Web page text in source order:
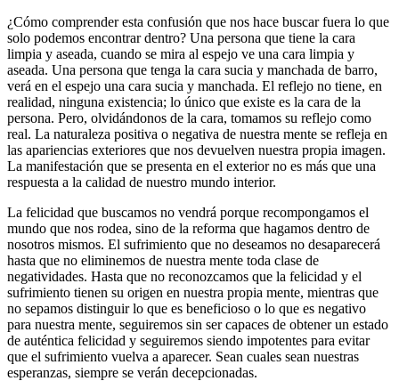
¿Cómo comprender esta confusión que nos hace buscar fuera lo que
solo podemos encontrar dentro? Una persona que tiene la cara
limpia y aseada, cuando se mira al espejo ve una cara limpia y
aseada. Una persona que tenga la cara sucia y manchada de barro,
verá en el espejo una cara sucia y manchada. El reflejo no tiene, en
realidad, ninguna existencia; lo único que existe es la cara de la
persona. Pero, olvidándonos de la cara, tomamos su reflejo como
real. La naturaleza positiva o negativa de nuestra mente se refleja en
las apariencias exteriores que nos devuelven nuestra propia imagen.
La manifestación que se presenta en el exterior no es más que una
respuesta a la calidad de nuestro mundo interior.
La felicidad que buscamos no vendrá porque recompongamos el
mundo que nos rodea, sino de la reforma que hagamos dentro de
nosotros mismos. El sufrimiento que no deseamos no desaparecerá
hasta que no eliminemos de nuestra mente toda clase de
negatividades. Hasta que no reconozcamos que la felicidad y el
sufrimiento tienen su origen en nuestra propia mente, mientras que
no sepamos distinguir lo que es beneficioso o lo que es negativo
para nuestra mente, seguiremos sin ser capaces de obtener un estado
de auténtica felicidad y seguiremos siendo impotentes para evitar
que el sufrimiento vuelva a aparecer. Sean cuales sean nuestras
esperanzas, siempre se verán decepcionadas.